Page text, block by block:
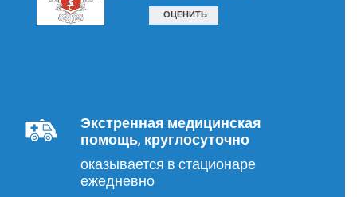
Экстренная медицинская
помощь, круглосуточно
оказывается в стационаре
ежедневно